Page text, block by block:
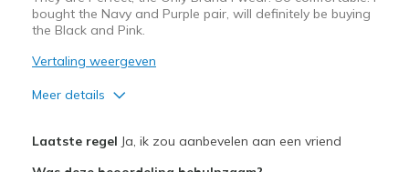
bought the Navy and Purple pair, will definitely be buying
the Black and Pink.
Vertaling weergeven
Meer details
Laatste regel Ja, ik zou aanbevelen aan een vriend